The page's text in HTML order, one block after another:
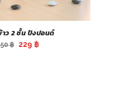
ว 2 ชั้น ปังปอนด์
฿
Original
229 ฿Current